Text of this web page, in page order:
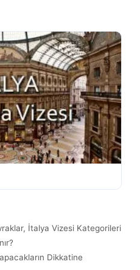
, İtalya Vizesi Kategorileri
Dikkatine